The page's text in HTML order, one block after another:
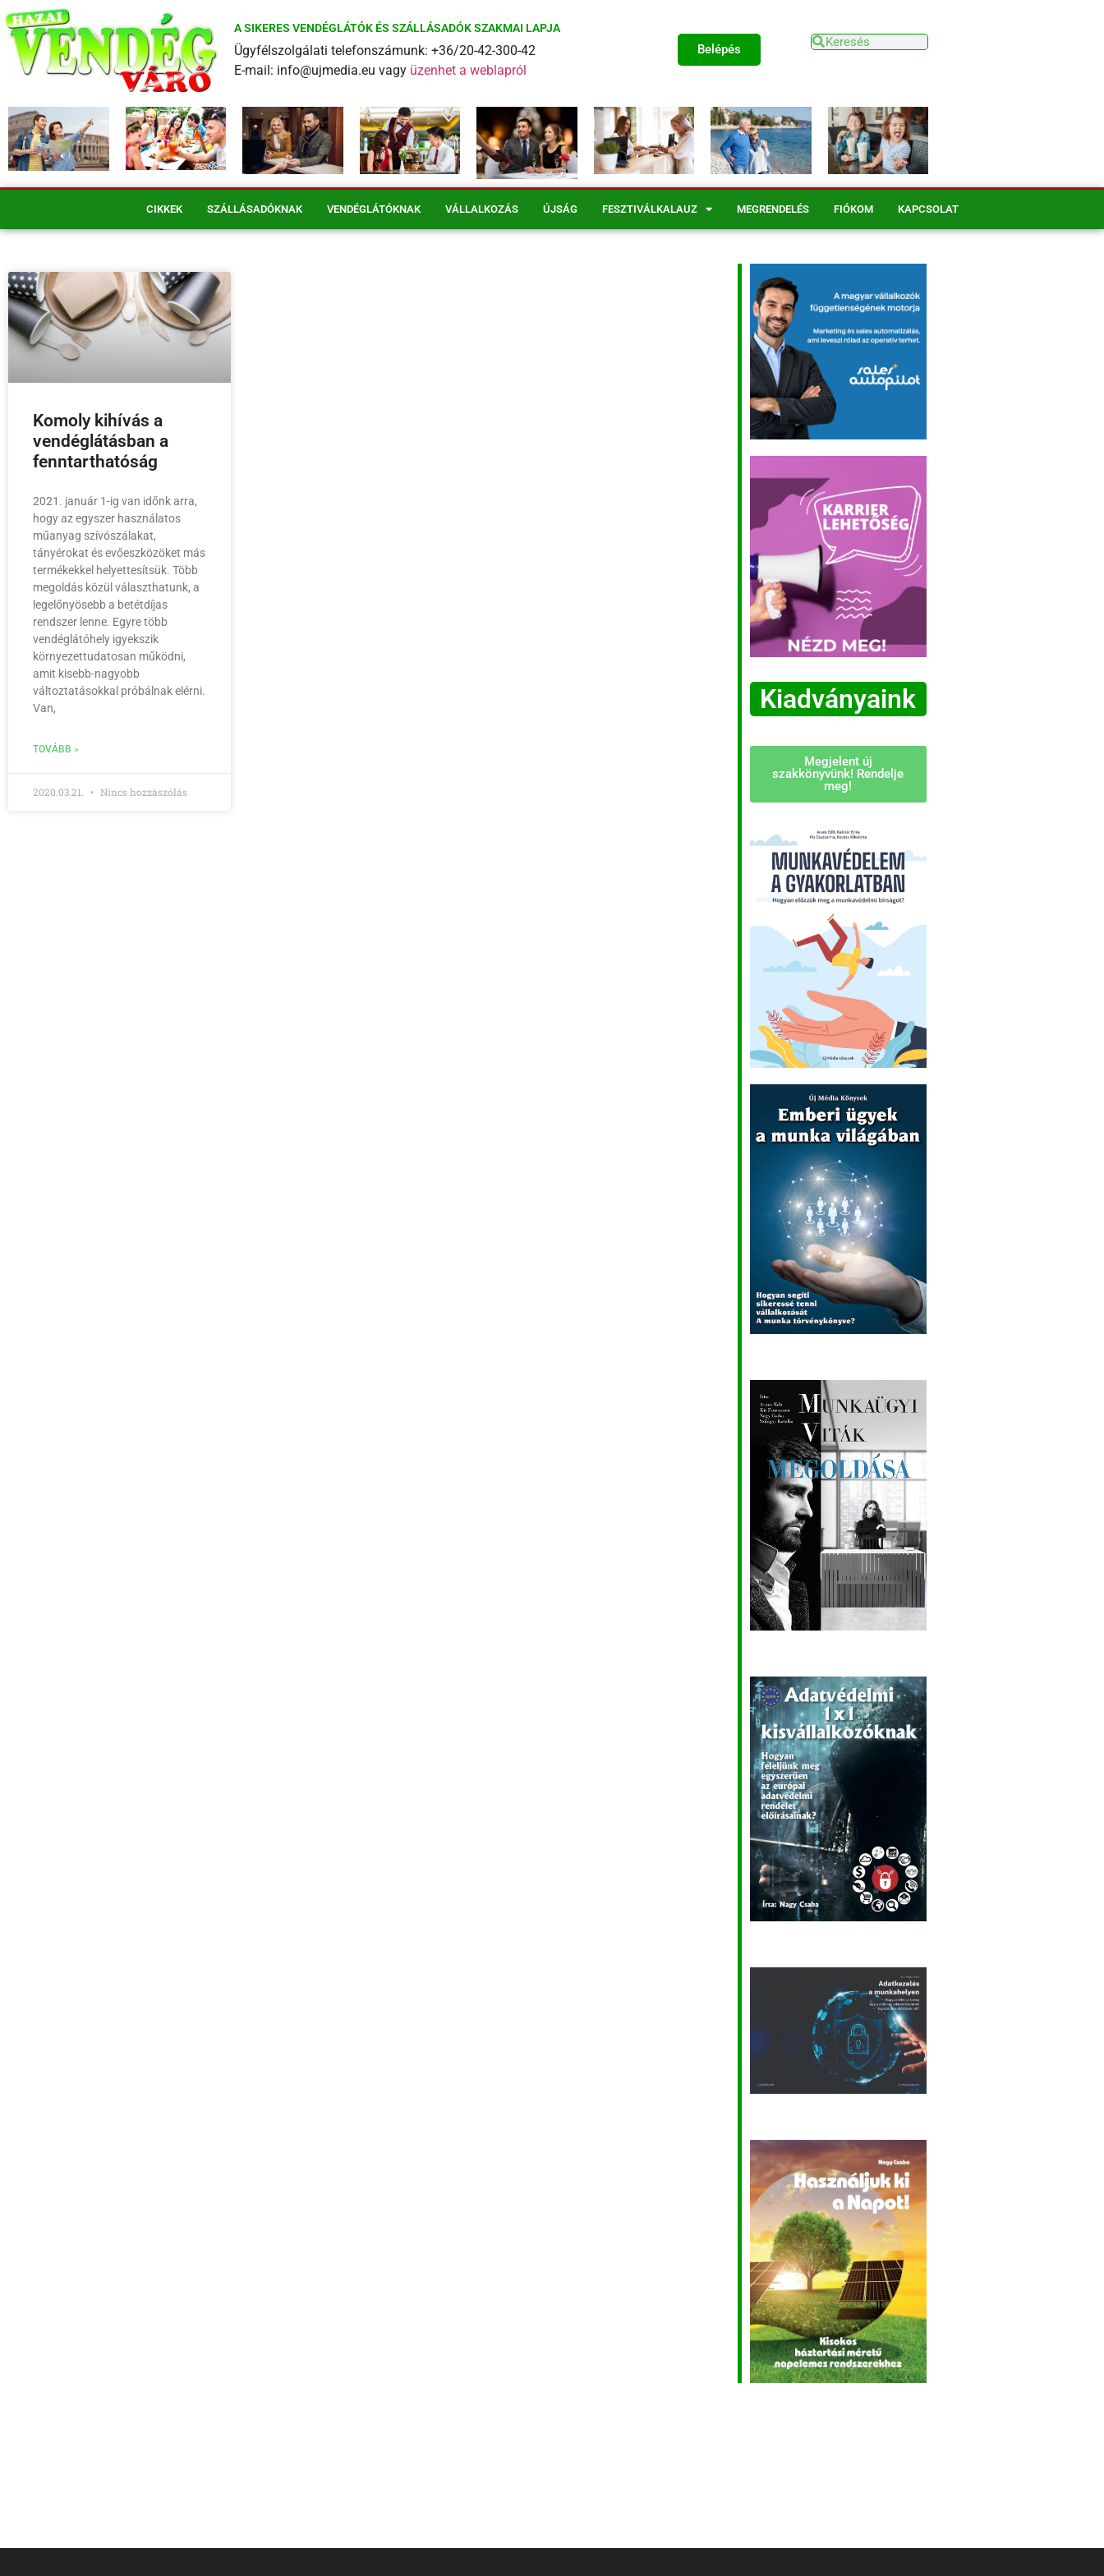
A SIKERES VENDÉGLÁTÓK ÉS SZÁLLÁSADÓK SZAKMAI LAPJA
Ügyfélszolgálati telefonszámunk: +36/20-42-300-42
E-mail: info@ujmedia.eu vagy üzenhet a weblapról
Belépés
CIKKEK SZÁLLÁSADÓKNAK VENDÉGLÁTÓKNAK VÁLLALKOZÁS ÚJSÁG FESZTIVÁLKALAUZ MEGRENDELÉS FIÓKOM KAPCSOLAT
Komoly kihívás a
vendéglátásban a
fenntarthatóság
2021. január 1-ig van időnk arra,
hogy az egyszer használatos
műanyag szívószálakat,
tányérokat és evőeszközöket más
termékekkel helyettesítsük. Több
megoldás közül választhatunk, a
legelőnyösebb a betétdíjas
rendszer lenne. Egyre több
vendéglátóhely igyekszik
környezettudatosan működni,
amit kisebb-nagyobb
változtatásokkal próbálnak elérni.
Van,
TOVÁBB »
2020.03.21. Nincs hozzászólás
Kiadványaink
Megjelent új
szakkönyvünk! Rendelje
meg!